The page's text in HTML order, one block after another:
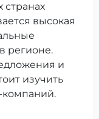
странах
высокая
регионе.
и
изучить
компаний.